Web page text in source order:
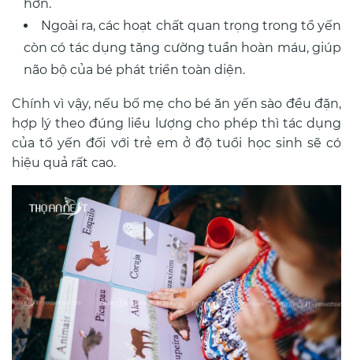
hơn.
Ngoài ra, các hoạt chất quan trọng trong tổ yến
còn có tác dụng tăng cường tuần hoàn máu, giúp
não bộ của bé phát triển toàn diện.
Chính vì vậy, nếu bố mẹ cho bé ăn yến sào đều đặn,
hợp lý theo đúng liều lượng cho phép thì tác dụng
của tổ yến đối với trẻ em ở độ tuổi học sinh sẽ có
hiệu quả rất cao.